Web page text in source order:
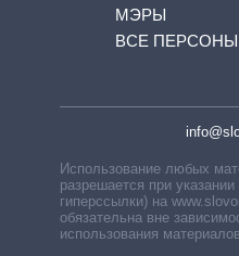
МЭРЫ
ВСЕ ПЕРСОНЫ
Использование любых
разрешается при
гиперссылки) на
обязательна вне
использования материалов.